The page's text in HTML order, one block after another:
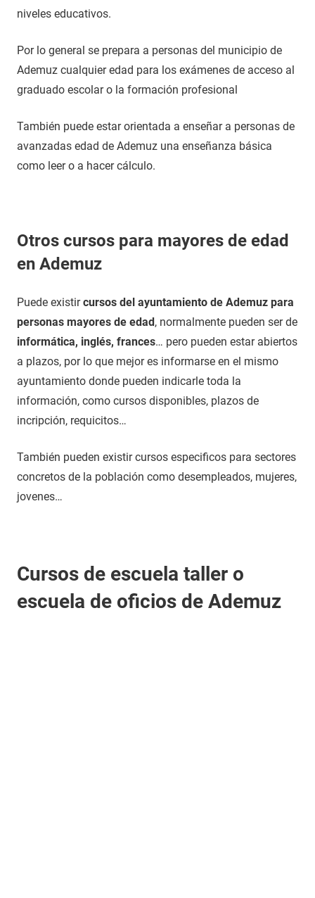
niveles educativos.
Por lo general se prepara a personas del municipio de
Ademuz cualquier edad para los exámenes de acceso al
graduado escolar o la formación profesional
También puede estar orientada a enseñar a personas de
avanzadas edad de Ademuz una enseñanza básica
como leer o a hacer cálculo.
Otros cursos para mayores de edad
en Ademuz
Puede existircursos del ayuntamiento de Ademuz para
personas mayores de edad, normalmente pueden ser de
informática, inglés, frances… pero pueden estar abiertos
a plazos, por lo que mejor es informarse en el mismo
ayuntamiento donde pueden indicarle toda la
información, como cursos disponibles, plazos de
incripción, requicitos…
También pueden existir cursos especificos para sectores
concretos de la población como desempleados, mujeres,
jovenes…
Cursos de escuela taller o
escuela de oficios de Ademuz